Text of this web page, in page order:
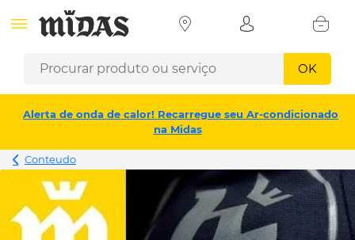
OK
Alerta de onda de calor! Recarregue seu Ar-condicionado
na Midas
Conteudo